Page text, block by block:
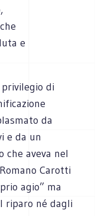
e
di
da
e da un
che aveva nel
Carotti
agio” ma
riparo né dagli